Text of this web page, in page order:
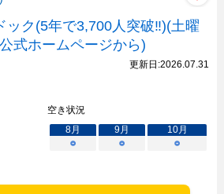
ック(5年で3,700人突破‼)(土曜
式ホームページから)
更新日:2026.07.31
空き状況
8月 9月 10月
○
○ ○